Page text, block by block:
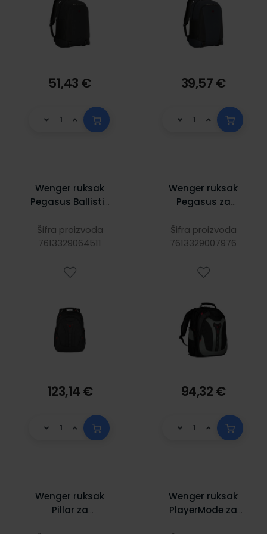
51,43 € 39,57 €
Wenger ruksak
Pegasus Ballistic
prijenosnike do
16", crni
Šifra proizvoda
7613329064511
123,14 €
Wenger ruksak
Pegasus za
17", crni
Šifra proizvoda
7613329007976
94,32 €
Wenger ruksak
Pillar za
Wenger ruksak
PlayerMode za